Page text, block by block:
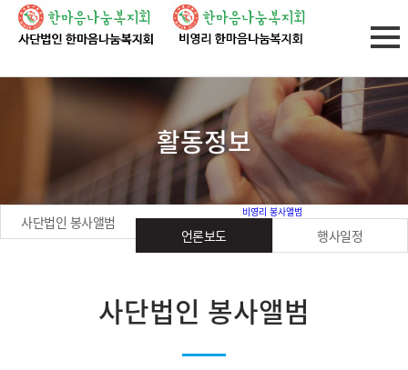
활동정보
사단법인 봉사앨범
비영리 봉사앨범
언론보도 행사일정
사단법인 봉사앨범